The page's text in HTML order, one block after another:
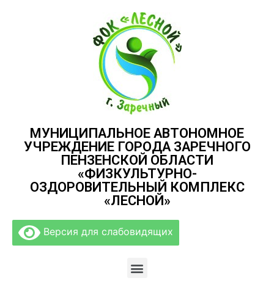
МУНИЦИПАЛЬНОЕ АВТОНОМНОЕ
УЧРЕЖДЕНИЕ ГОРОДА ЗАРЕЧНОГО
ПЕНЗЕНСКОЙ ОБЛАСТИ
«ФИЗКУЛЬТУРНО-
ОЗДОРОВИТЕЛЬНЫЙ КОМПЛЕКС
«ЛЕСНОЙ»
Версия для слабовидящих